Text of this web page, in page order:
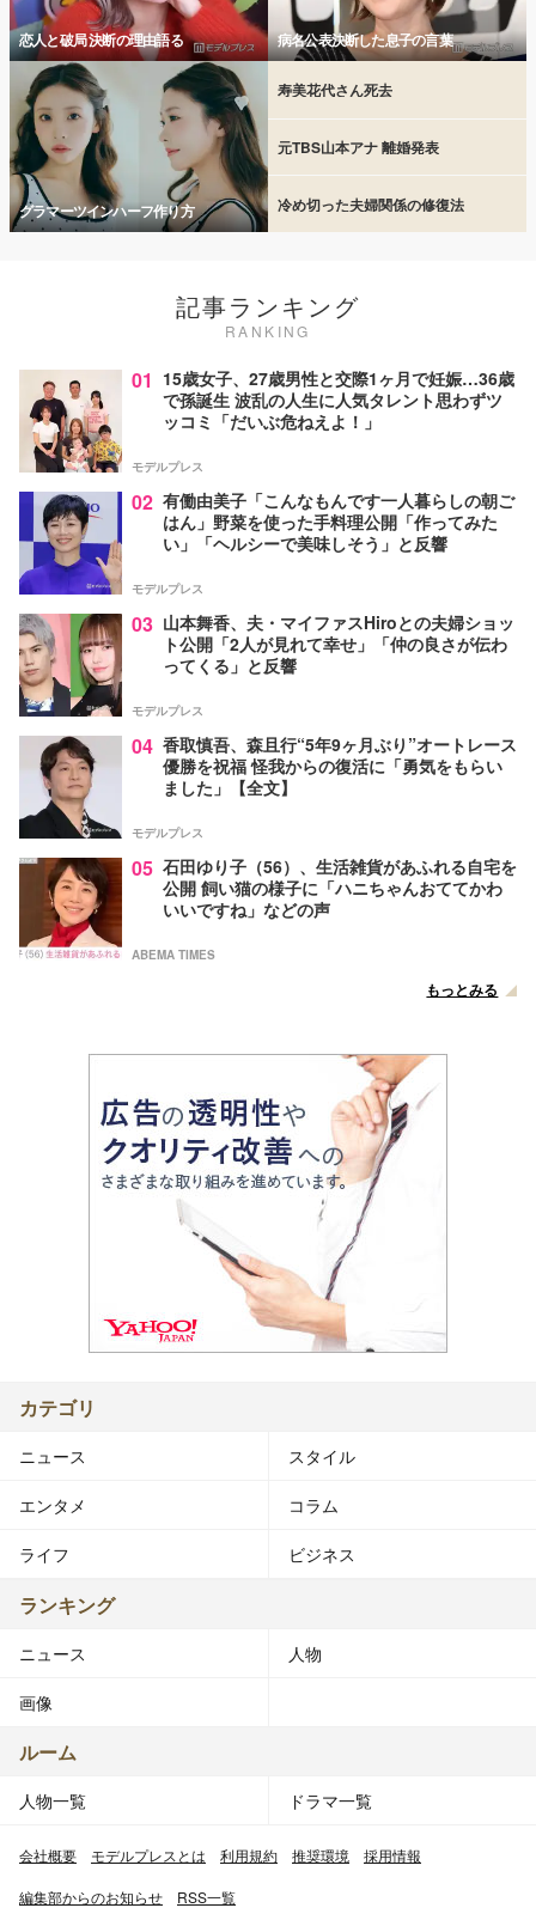
恋人と破局 決断の理由語る 病名公表決断した息子の言葉
グラマーツインハーフ作り方
寿美花代さん死去
元TBS山本アナ 離婚発表
冷め切った夫婦関係の修復法
記事ランキング
RANKING
01 15歳女子、27歳男性と交際1ヶ月で妊娠…36歳
で孫誕生 波乱の人生に人気タレント思わずツ
ッコミ「だいぶ危ねえよ！」
モデルプレス
02 有働由美子「こんなもんです一人暮らしの朝ご
はん」野菜を使った手料理公開「作ってみた
い」「ヘルシーで美味しそう」と反響
モデルプレス
03 山本舞香、夫・マイファスHiroとの夫婦ショッ
ト公開「2人が見れて幸せ」「仲の良さが伝わ
ってくる」と反響
モデルプレス
04 香取慎吾、森且行“5年9ヶ月ぶり”オートレース
優勝を祝福 怪我からの復活に「勇気をもらい
ました」【全文】
モデルプレス
05 石田ゆり子（56）、生活雑貨があふれる自宅を
公開 飼い猫の様子に「ハニちゃんおててかわ
いいですね」などの声
ABEMA TIMES
もっとみる
カテゴリ
ニュース スタイル
エンタメ コラム
ライフ ビジネス
ランキング
ニュース 人物
画像
ルーム
人物一覧 ドラマ一覧
会社概要 モデルプレスとは 利用規約 推奨環境 採用情報
編集部からのお知らせ RSS一覧